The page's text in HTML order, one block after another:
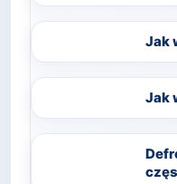
Jak
Jak